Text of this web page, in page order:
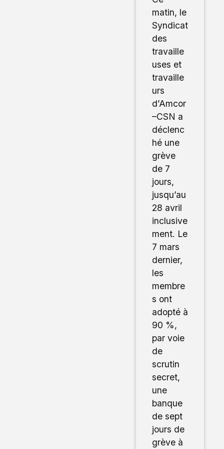
matin, le
Syndicat
des
travaille
uses et
travaille
urs
d’Amcor
–CSN a
déclenc
hé une
grève
de 7
jours,
jusqu’au
28 avril
inclusive
ment. Le
7 mars
dernier,
les
membre
s ont
adopté à
90 %,
par voie
de
scrutin
secret,
une
banque
de sept
jours de
grève à